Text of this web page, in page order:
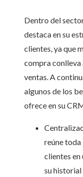
Dentro del
destaca en su
clientes, ya que
compra conlleva
ventas. A
algunos de los
ofrece en su
reúne
clientes en
su historial